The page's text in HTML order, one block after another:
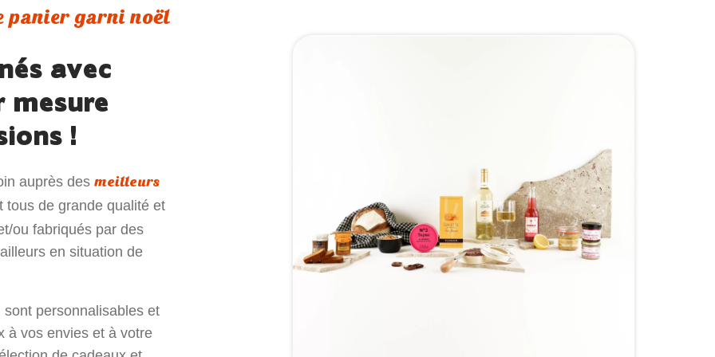
panier garni noël
avec
mesure
!
auprès des meilleurs
tous de grande qualité et
ou fabriqués par des
en situation de
sont personnalisables et
à vos envies et à votre